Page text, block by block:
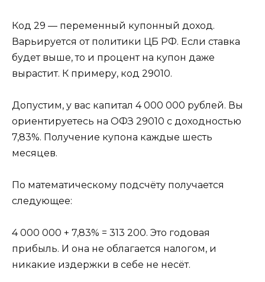
Код 29 — переменный купонный доход.
Варьируется от политики ЦБ РФ. Если ставка
будет выше, то и процент на купон даже
вырастит. К примеру, код 29010.
Допустим, у вас капитал 4 000 000 рублей. Вы
ориентируетесь на ОФЗ 29010 с доходностью
7,83%. Получение купона каждые шесть
месяцев.
По математическому подсчёту получается
следующее:
4 000 000 + 7,83% = 313 200. Это годовая
прибыль. И она не облагается налогом, и
никакие издержки в себе не несёт.